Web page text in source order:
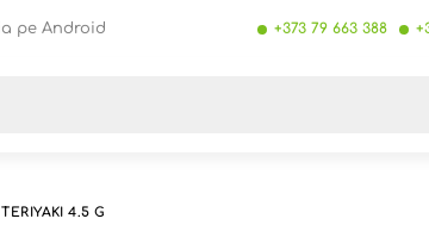
pe Android +373 79 663 388
4.5 G